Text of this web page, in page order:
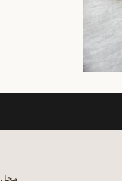
محل